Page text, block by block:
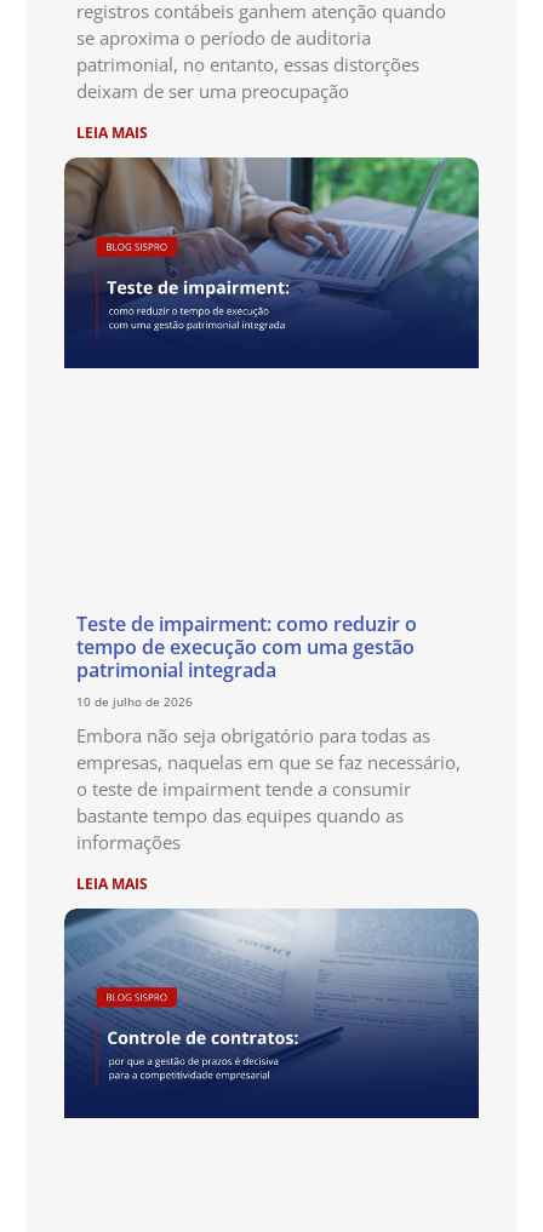
registros contábeis ganhem atenção quando
se aproxima o período de auditoria
patrimonial, no entanto, essas distorções
deixam de ser uma preocupação
LEIA MAIS
Teste de impairment: como reduzir o
tempo de execução com uma gestão
patrimonial integrada
10 de julho de 2026
Embora não seja obrigatório para todas as
empresas, naquelas em que se faz necessário,
o teste de impairment tende a consumir
bastante tempo das equipes quando as
informações
LEIA MAIS